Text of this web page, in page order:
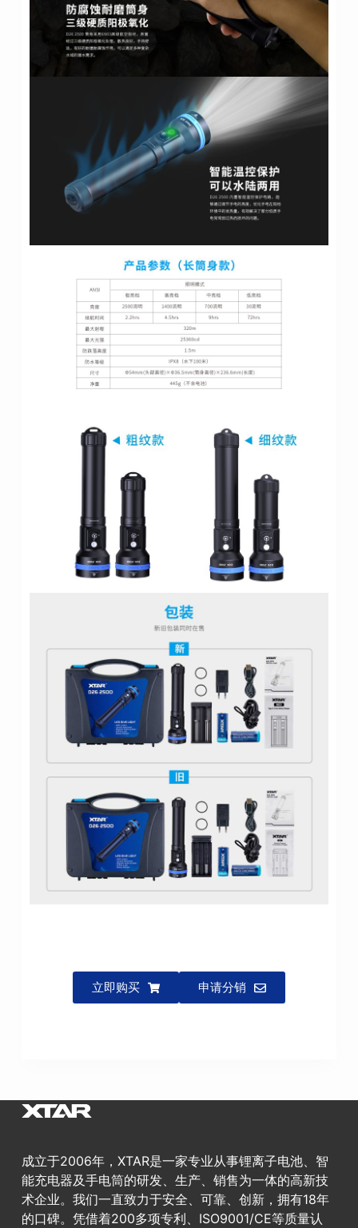
立即购买 申请分销
成立于2006年，XTAR是一家专业从事锂离子电池、智
能充电器及手电筒的研发、生产、销售为一体的高新技
术企业。我们一直致力于安全、可靠、创新，拥有18年
的口碑。凭借着200多项专利、ISO9001/CE等质量认